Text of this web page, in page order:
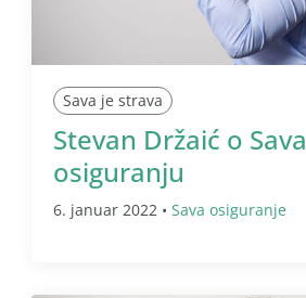
Sava je strava
Stevan Držaić o Sava
osiguranju
6. januar 2022 • Sava osiguranje